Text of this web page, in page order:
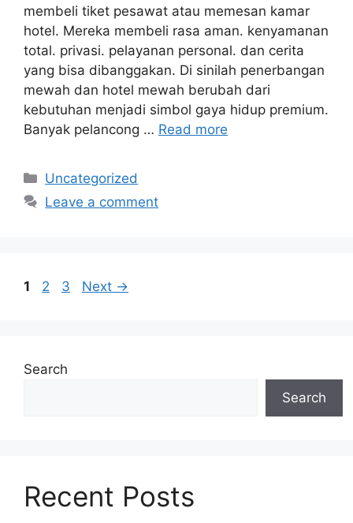
membeli tiket pesawat atau memesan kamar
hotel. Mereka membeli rasa aman. kenyamanan
total. privasi. pelayanan personal. dan cerita
yang bisa dibanggakan. Di sinilah penerbangan
mewah dan hotel mewah berubah dari
kebutuhan menjadi simbol gaya hidup premium.
Banyak pelancong … Read more
Categories
Uncategorized
Leave a comment
Page
1 Page
2 Page
3 Next →
Search
Search
Recent Posts